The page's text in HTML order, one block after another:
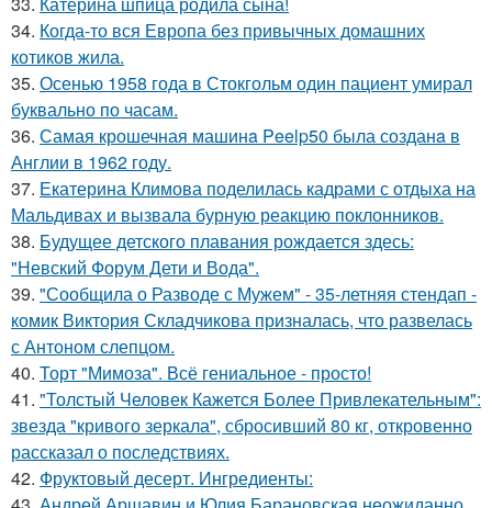
34. Когда-то вся Европа без привычных домашних
котиков жила.
35. Осенью 1958 года в Стокгольм один пациент умирал
буквально по часам.
36. Самая крошечная машинa Peelp50 была созданa в
Англии в 1962 году.
37. Екатерина Климова поделилась кадрами с отдыха на
Мальдивах и вызвала бурную реакцию поклонников.
38. Будущее детского плавания рождается здесь:
"Невский Форум Дети и Вода".
39. "Сообщила о Разводе с Мужем" - 35-летняя стендап -
комик Виктория Складчикова призналась, что развелась
с Антоном слепцом.
40. Торт "Мимоза". Всё гениальное - просто!
41. "Толстый Человек Кажется Более Привлекательным":
звезда "кривого зеркала", сбросивший 80 кг, откровенно
рассказал о последствиях.
42. Фруктовый десерт. Ингредиенты: